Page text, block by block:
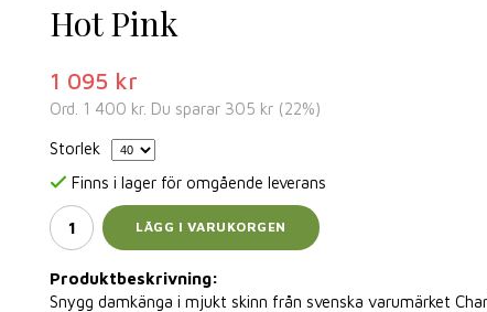
Hot Pink
1 095 kr
Ord. 1 400 kr. Du sparar 305 kr (22%)
Storlek
Finns i lager för omgående leverans
LÄGG I VARUKORGEN
Produktbeskrivning:
Snygg damkänga i mjukt skinn från svenska varumärket